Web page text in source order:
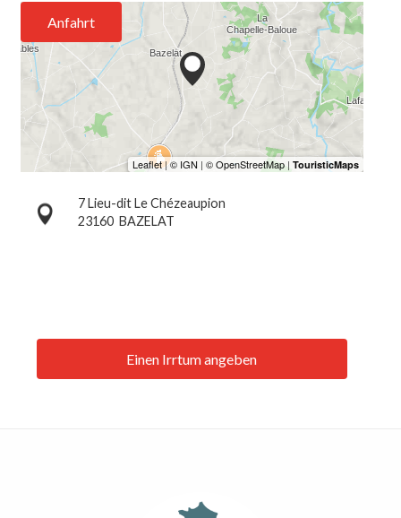
Anfahrt
7 Lieu-dit Le Chézeaupion
23160 BAZELAT
Einen Irrtum angeben